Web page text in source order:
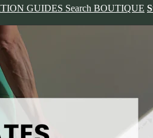
GUIDES Search BOUTIQUE